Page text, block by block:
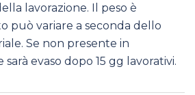
lavorazione. Il peso è
può variare a seconda dello
Se non presente in
sarà evaso dopo 15 gg lavorativi.